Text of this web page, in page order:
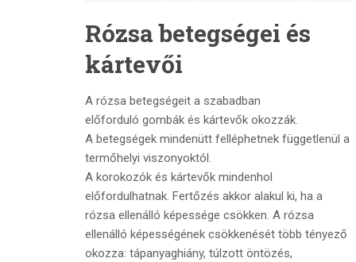
Rózsa betegségei és
kártevői
A rózsa betegségeit a szabadban
előforduló gombák és kártevők okozzák.
A betegségek mindenütt felléphetnek függetlenül a
termőhelyi viszonyoktól.
A korokozók és kártevők mindenhol
előfordulhatnak. Fertőzés akkor alakul ki, ha a
rózsa ellenálló képessége csökken. A rózsa
ellenálló képességének csökkenését több tényező
okozza: tápanyaghiány, túlzott öntözés,